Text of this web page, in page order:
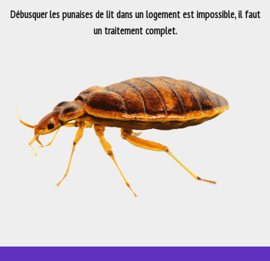
Débusquer les punaises de lit dans un logement est impossible, il faut
un traitement complet.